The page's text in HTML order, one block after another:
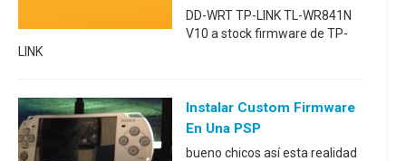
DD-WRT TP-LINK TL-WR841N
V10 a stock firmware de TP-
LINK
Instalar Custom Firmware
En Una PSP
bueno chicos así esta realidad